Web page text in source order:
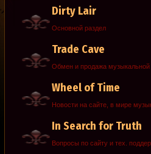
Dirty Lair
Основной раздел
Trade Cave
Обмен и продажа музыкальной
Wheel of Time
Новости на сайте, в мире
In Search for Truth
Вопросы по сайту и тех.